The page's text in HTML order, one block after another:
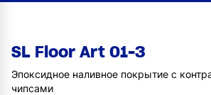
SL Floor Art 01-3
Эпоксидное наливное покрытие с
чипсами